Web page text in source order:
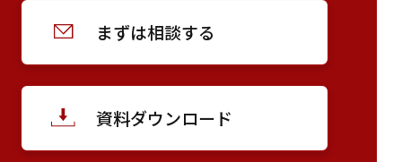
まずは相談する
資料ダウンロード